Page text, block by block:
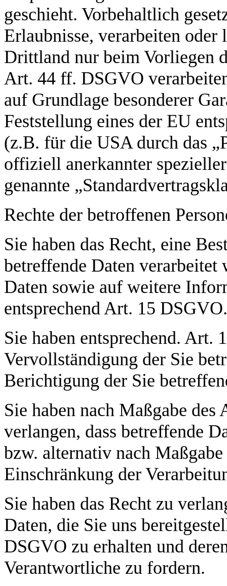
geschieht. Vorbehaltlich
Erlaubnisse, verarbeiten
Drittland nur beim Vorliegen
Art. 44 ff. DSGVO
auf Grundlage besonderer
Feststellung eines der EU
(z.B. für die USA durch das
offiziell anerkannter
genannte
Rechte der betroffenen
Sie haben das Recht, eine
betreffende Daten verarbeitet
Daten sowie auf weitere
entsprechend Art. 15 DSGVO.
Sie haben entsprechend. Art.
Vervollständigung der Sie
Berichtigung der Sie
Sie haben nach Maßgabe
verlangen, dass betreffende
bzw. alternativ nach
Einschränkung der
Sie haben das Recht zu
Daten, die Sie uns
DSGVO zu erhalten und
Verantwortliche zu fordern.